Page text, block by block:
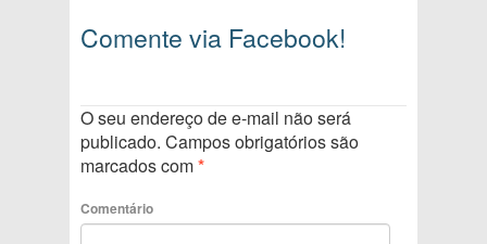
Comente via Facebook!
O seu endereço de e-mail não será
publicado. Campos obrigatórios são
marcados com*
Comentário